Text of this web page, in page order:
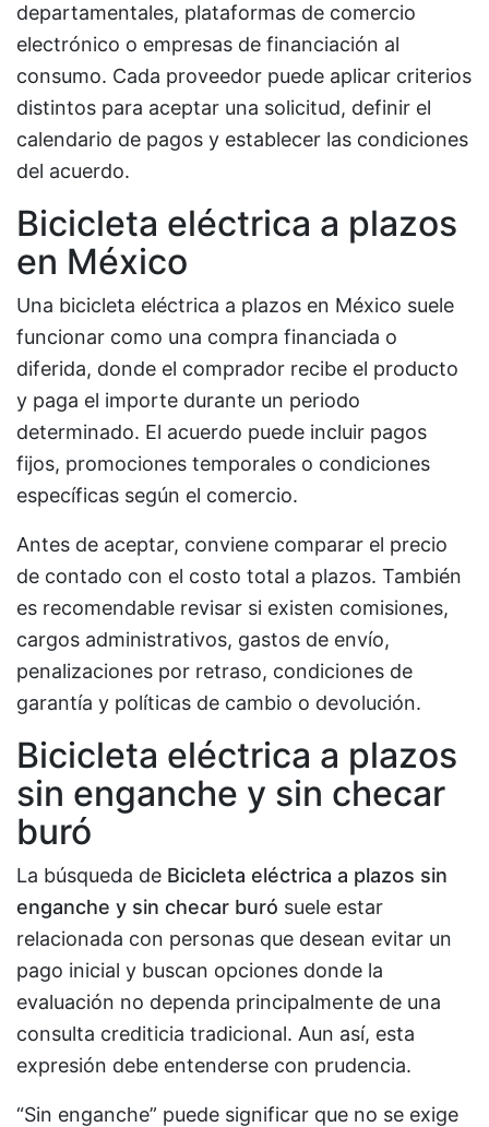
departamentales, plataformas de comercio
electrónico o empresas de financiación al
consumo. Cada proveedor puede aplicar criterios
distintos para aceptar una solicitud, definir el
calendario de pagos y establecer las condiciones
del acuerdo.
Bicicleta eléctrica a plazos
en México
Una bicicleta eléctrica a plazos en México suele
funcionar como una compra financiada o
diferida, donde el comprador recibe el producto
y paga el importe durante un periodo
determinado. El acuerdo puede incluir pagos
fijos, promociones temporales o condiciones
específicas según el comercio.
Antes de aceptar, conviene comparar el precio
de contado con el costo total a plazos. También
es recomendable revisar si existen comisiones,
cargos administrativos, gastos de envío,
penalizaciones por retraso, condiciones de
garantía y políticas de cambio o devolución.
Bicicleta eléctrica a plazos
sin enganche y sin checar
buró
La búsqueda de Bicicleta eléctrica a plazos sin
enganche y sin checar buró suele estar
relacionada con personas que desean evitar un
pago inicial y buscan opciones donde la
evaluación no dependa principalmente de una
consulta crediticia tradicional. Aun así, esta
expresión debe entenderse con prudencia.
“Sin enganche” puede significar que no se exige